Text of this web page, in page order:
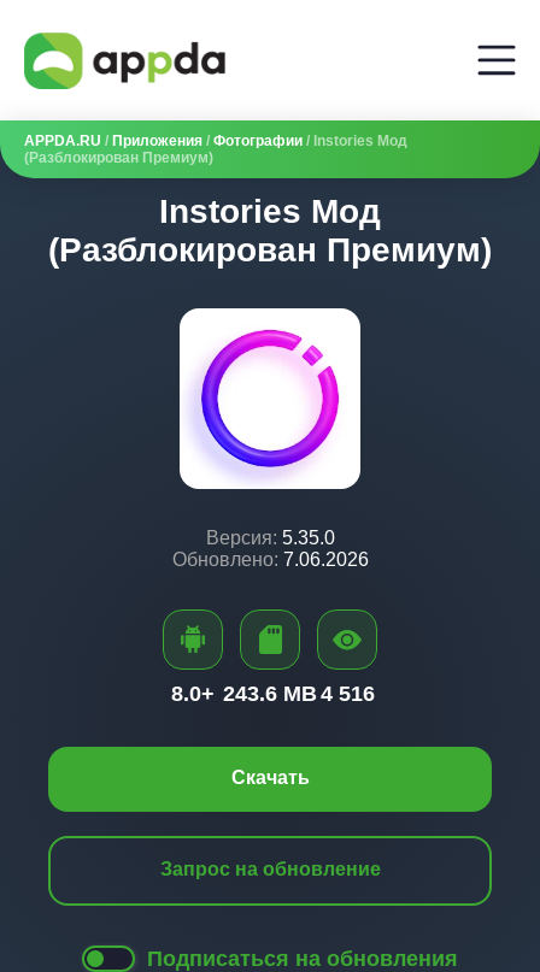
APPDA.RU / Приложения / Фотографии / Instories Мод
(Разблокирован Премиум)
Instories Мод
(Разблокирован Премиум)
Версия: 5.35.0
Обновлено: 7.06.2026
Скачать
Запрос на обновление
Подписаться на обновления
8.0+ 243.6 MB4 516